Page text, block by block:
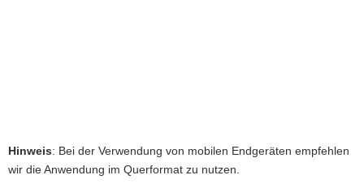
Hinweis: Bei der Verwendung von mobilen Endgeräten empfehlen
wir die Anwendung im Querformat zu nutzen.